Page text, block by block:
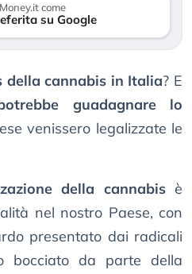
come
su Google
della cannabis in Italia? E
guadagnare lo
venissero legalizzate le
della cannabisè
nel nostro Paese, con
presentato dai radicali
bocciato da parte della